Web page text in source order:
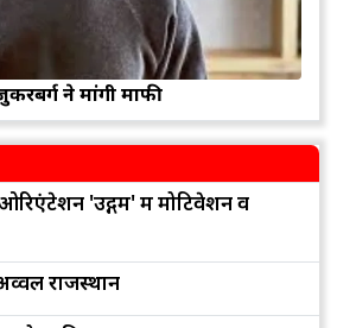
ने मांगी माफी
ओरिएंटेशन 'उद्गम' में मोटिवेशन व
राजस्थान